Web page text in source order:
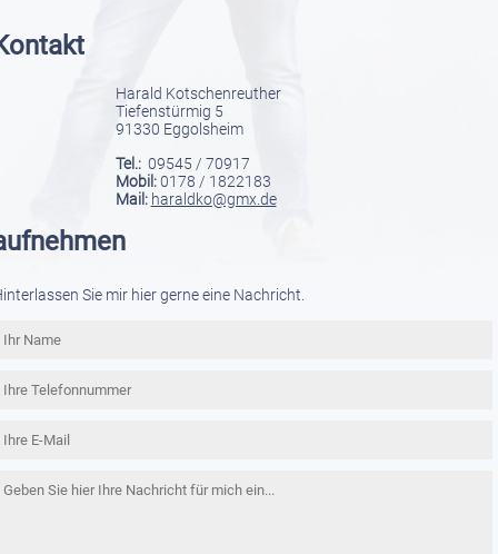
Harald Kotschenreuther
Tiefenstürmig 5
91330 Eggolsheim
Tel.:09545 / 70917
Mobil:0178 / 1822183
Mail: haraldko@gmx.de
Sie mir hier gerne eine Nachricht.